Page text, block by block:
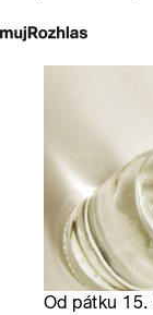
Od pátku